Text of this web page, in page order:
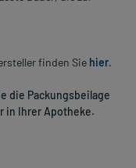
finden Sie hier.
die Packungsbeilage
in Ihrer Apotheke.